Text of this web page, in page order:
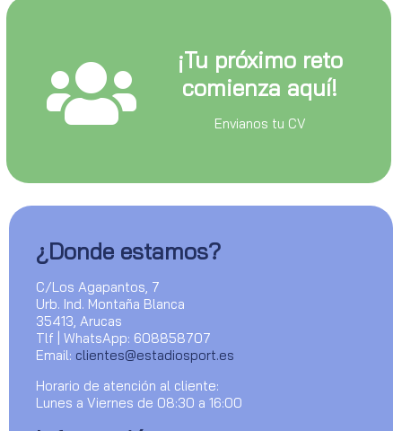
¡Tu próximo reto
comienza aquí!
Envianos tu CV
¿Donde estamos?
C/Los Agapantos, 7
Urb. Ind. Montaña Blanca
35413, Arucas
Tlf | WhatsApp: 608858707
Email: clientes@estadiosport.es
Horario de atención al cliente:
Lunes a Viernes de 08:30 a 16:00